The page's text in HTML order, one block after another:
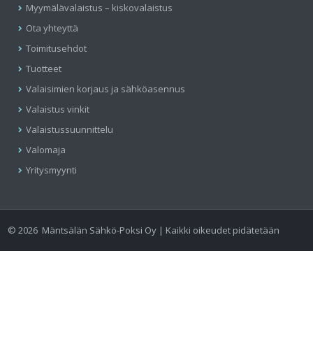
Myymälävalaistus – kiskovalaistus
Ota yhteyttä
Toimitusehdot
Tuotteet
Valaisimien korjaus ja sähköasennus
Valaistus vinkit
Valaistussuunnittelu
Valomaja
Yritysmyynti
©2026 Mäntsälän Sähkö-Poksi Oy | Kaikki oikeudet pidätetään